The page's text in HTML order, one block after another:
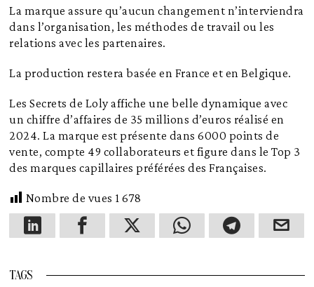
La marque assure qu’aucun changement n’interviendra
dans l’organisation, les méthodes de travail ou les
relations avec les partenaires.
La production restera basée en France et en Belgique.
Les Secrets de Loly affiche une belle dynamique avec
un chiffre d’affaires de 35 millions d’euros réalisé en
2024. La marque est présente dans 6000 points de
vente, compte 49 collaborateurs et figure dans le Top 3
des marques capillaires préférées des Françaises.
Nombre de vues 1 678
TAGS